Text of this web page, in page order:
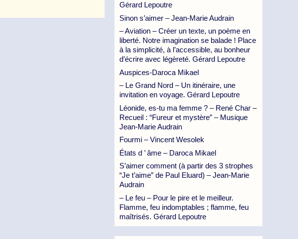
Gérard Lepoutre
Sinon s’aimer – Jean-Marie Audrain
– Aviation – Créer un texte, un poème en
liberté. Notre imagination se balade ! Place
à la simplicité, à l’accessible, au bonheur
d’écrire avec légèreté. Gérard Lepoutre
Auspices-Daroca Mikael
– Le Grand Nord – Un itinéraire, une
invitation en voyage. Gérard Lepoutre
Léonide, es-tu ma femme ? – René Char –
Recueil : “Fureur et mystère” – Musique
Jean-Marie Audrain
Fourmi – Vincent Wesolek
États d ’ âme – Daroca Mikael
S’aimer comment (à partir des 3 strophes
“Je t’aime” de Paul Eluard) – Jean-Marie
Audrain
– Le feu – Pour le pire et le meilleur.
Flamme, feu indomptables ; flamme, feu
maîtrisés. Gérard Lepoutre